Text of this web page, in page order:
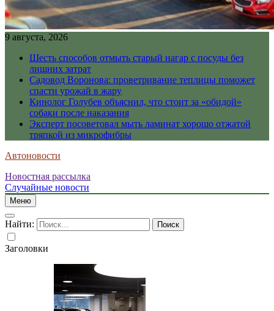
9 августа, 2026
Шесть способов отмыть старый нагар с посуды без
лишних затрат
Садовод Воронова: проветривание теплицы поможет
спасти урожай в жару
Кинолог Голубев объяснил, что стоит за «обидой»
собаки после наказания
Эксперт посоветовал мыть ламинат хорошо отжатой
тряпкой из микрофибры
Автоновости
Новостная рассылка
Случайные новости
Меню
Найти:
Заголовки